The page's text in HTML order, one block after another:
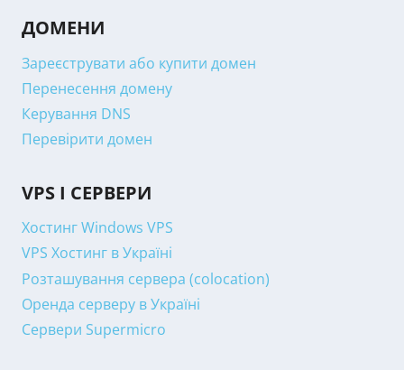
ДОМЕНИ
Зареєструвати або купити домен
Перенесення домену
Керування DNS
Перевірити домен
VPS І СЕРВЕРИ
Хостинг Windows VPS
VPS Хостинг в Україні
Розташування сервера (colocation)
Оренда серверу в Україні
Сервери Supermicro